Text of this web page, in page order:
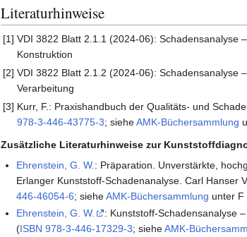
Literaturhinweise
[1] VDI 3822 Blatt 2.1.1 (2024-06): Schadensanalyse
Konstruktion
[2] VDI 3822 Blatt 2.1.2 (2024-06): Schadensanalyse
Verarbeitung
[3] Kurr, F.: Praxishandbuch der Qualitäts- und
978-3-446-43775-3; sieheAMK-Büchersammlung
Zusätzliche Literaturhinweise zur
Ehrenstein, G. W.: Präparation. Unverstärkte,
Erlanger Kunststoff-Schadenanalyse. Carl
446-46054-6; sieheAMK-Büchersammlung unter F
Ehrenstein, G. W.
: Kunststoff-Schadensanalyse
(ISBN 978-3-446-17329-3; sieheAMK-